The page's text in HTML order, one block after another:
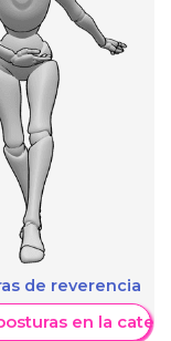
de reverencia
en la